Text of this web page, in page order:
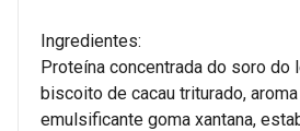
Ingredientes:
Proteína concentrada do soro do
biscoito de cacau triturado, aroma
emulsificante goma xantana,